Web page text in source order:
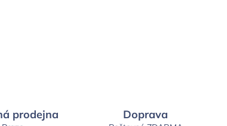
prodejna Doprava